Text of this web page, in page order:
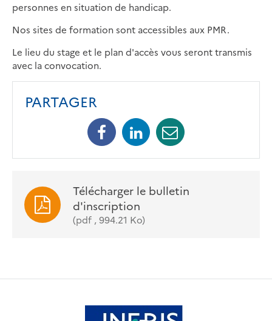
personnes en situation de handicap.
Nos sites de formation sont accessibles aux PMR.
Le lieu du stage et le plan d'accès vous seront transmis
avec la convocation.
PARTAGER
FacebookLinkedinMail
Télécharger le bulletin
d'inscription
(pdf , 994.21 Ko)